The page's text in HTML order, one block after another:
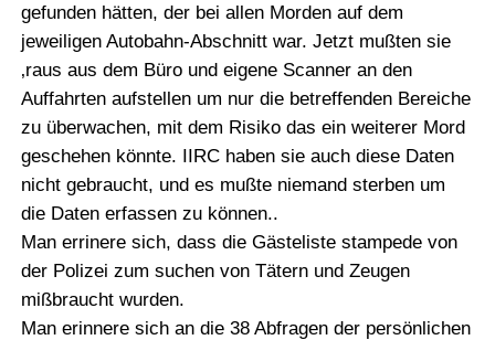
gefunden hätten, der bei allen Morden auf dem
jeweiligen Autobahn-Abschnitt war. Jetzt mußten sie
‚raus aus dem Büro und eigene Scanner an den
Auffahrten aufstellen um nur die betreffenden Bereiche
zu überwachen, mit dem Risiko das ein weiterer Mord
geschehen könnte. IIRC haben sie auch diese Daten
nicht gebraucht, und es mußte niemand sterben um
die Daten erfassen zu können..
Man errinere sich, dass die Gästeliste stampede von
der Polizei zum suchen von Tätern und Zeugen
mißbraucht wurden.
Man erinnere sich an die 38 Abfragen der persönlichen